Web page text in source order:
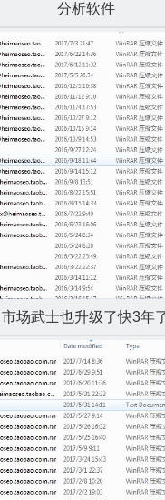
分析软件
市场武士也升级了快3年